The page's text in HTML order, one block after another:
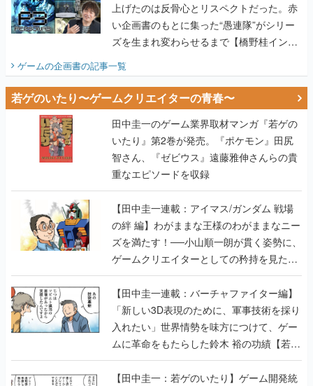
上げたのは反骨心とリスペクトだった。赤
い企画書のもとに集った“愚連隊”がシリー
ズを生まれ変わらせるまで【橋野桂インタ
ビュー】
ゲームの企画書の記事一覧
若ゲのいたり〜ゲームクリエイターの青春〜
田中圭一のゲーム業界取材マンガ『若ゲの
いたり』第2巻が発売。『ポケモン』田尻
智さん、『ゼビウス』遠藤雅伸さんらの貴
重なエピソードを収録
【田中圭一連載：アイマス/ガンダム 戦場
の絆 編】わがままな王様のわがままなニー
ズを満たす！──小山順一朗が貫く姿勢に、
ゲームクリエイターとしての矜持を見た
【若ゲのいたり最終回】
【田中圭一連載：バーチャファイター編】
「新しい3D表現のために、軍事技術を採り
入れたい」世界情勢を味方につけて、ゲー
ムに革命をもたらした鈴木 裕の功績【若ゲ
のいたり】
【田中圭一：若ゲのいたり】ゲーム開発統